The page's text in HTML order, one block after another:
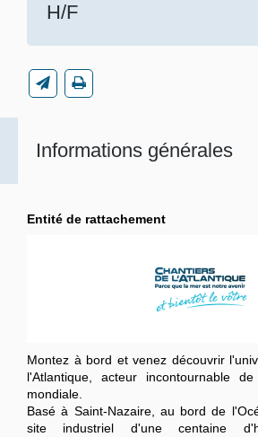
H/F
Informations générales
Entité de rattachement
Montez à bord et venez découvrir
l'Atlantique, acteur incontournable
mondiale.
Basé à Saint-Nazaire, au bord de
site industriel d'une centaine